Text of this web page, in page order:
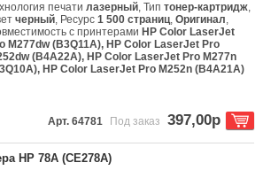
печатилазерный, Типтонер-картридж,
черный, Ресурс1 500 страниц,Оригинал,
с принтерами HP Color LaserJet
M277dw (B3Q11A), HP Color LaserJet Pro
(B4A22A), HP Color LaserJet Pro M277n
HP Color LaserJet Pro M252n (B4A21A)
Арт. 64781 Под заказ 397,00р
HP 78A (CE278A)